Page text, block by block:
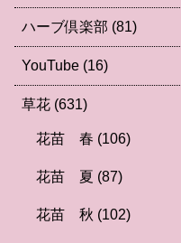
ハーブ倶楽部 (81)
YouTube (16)
草花 (631)
花苗 春 (106)
花苗 夏 (87)
花苗 秋 (102)